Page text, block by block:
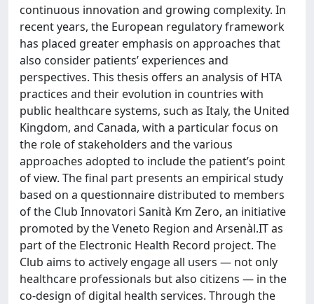
continuous innovation and growing complexity. In
recent years, the European regulatory framework
has placed greater emphasis on approaches that
also consider patients’ experiences and
perspectives. This thesis offers an analysis of HTA
practices and their evolution in countries with
public healthcare systems, such as Italy, the United
Kingdom, and Canada, with a particular focus on
the role of stakeholders and the various
approaches adopted to include the patient’s point
of view. The final part presents an empirical study
based on a questionnaire distributed to members
of the Club Innovatori Sanità Km Zero, an initiative
promoted by the Veneto Region and Arsenàl.IT as
part of the Electronic Health Record project. The
Club aims to actively engage all users — not only
healthcare professionals but also citizens — in the
co-design of digital health services. Through the